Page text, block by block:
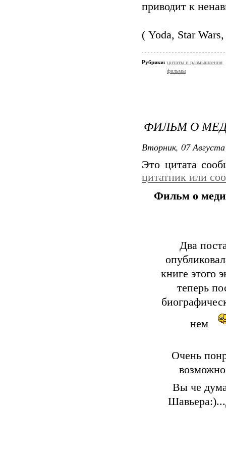
приводит к
( Yoda, Star
Рубрики: цитаты и размышления
фильмы
ФИЛЬМ О
Вторник, 07
Это цитата
цитатник или
Фильм о
Два
книге этого
теперь
нем
Очень
Вы че